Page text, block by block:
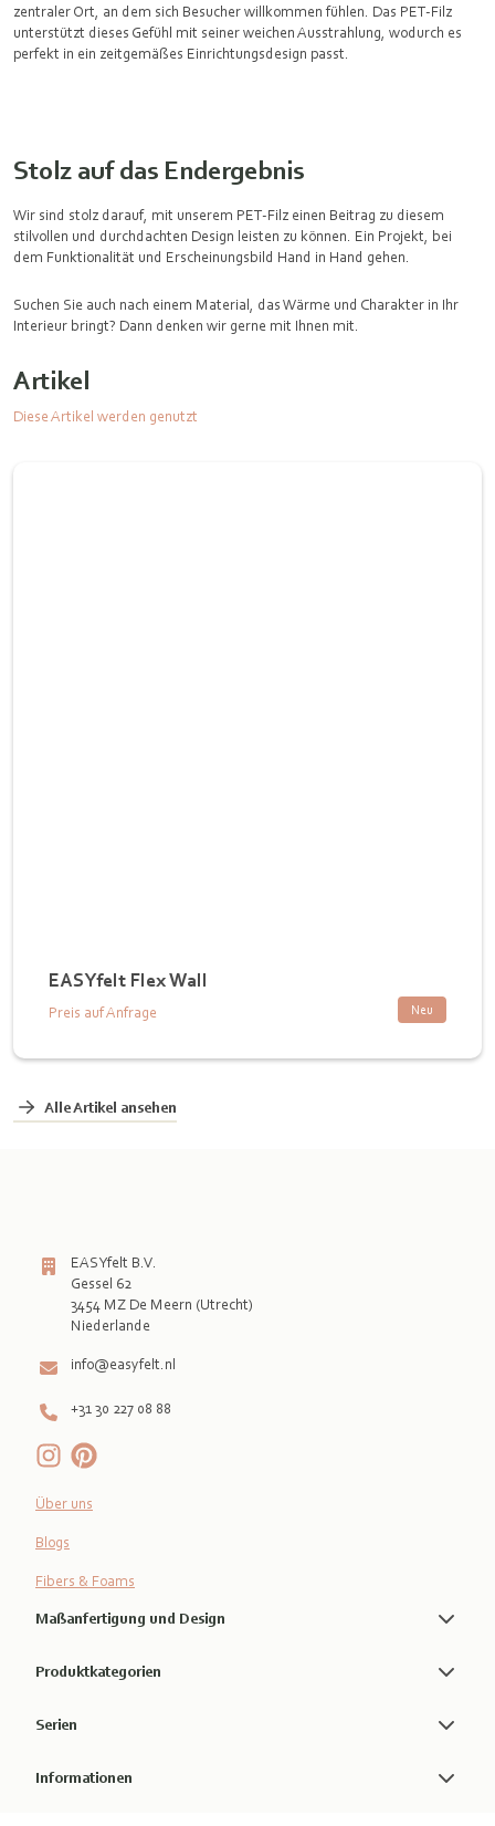
zentraler Ort, an dem sich Besucher willkommen fühlen. Das PET‑Filz
unterstützt dieses Gefühl mit seiner weichen Ausstrahlung, wodurch es
perfekt in ein zeitgemäßes Einrichtungsdesign passt.
Stolz auf das Endergebnis
Wir sind stolz darauf, mit unserem PET‑Filz einen Beitrag zu diesem
stilvollen und durchdachten Design leisten zu können. Ein Projekt, bei
dem Funktionalität und Erscheinungsbild Hand in Hand gehen.
Suchen Sie auch nach einem Material, das Wärme und Charakter in Ihr
Interieur bringt? Dann denken wir gerne mit Ihnen mit.
Artikel
Diese Artikel werden genutzt
EASYfelt Flex Wall
Neu
Preis auf Anfrage
Alle Artikel ansehen
EASYfelt B.V.
Gessel 62
3454 MZ De Meern (Utrecht)
info@easyfelt.nl
+31 30 227 08 88
Über uns
Blogs
Fibers & Foams
Maßanfertigung und Design
Produktkategorien
Serien
Informationen